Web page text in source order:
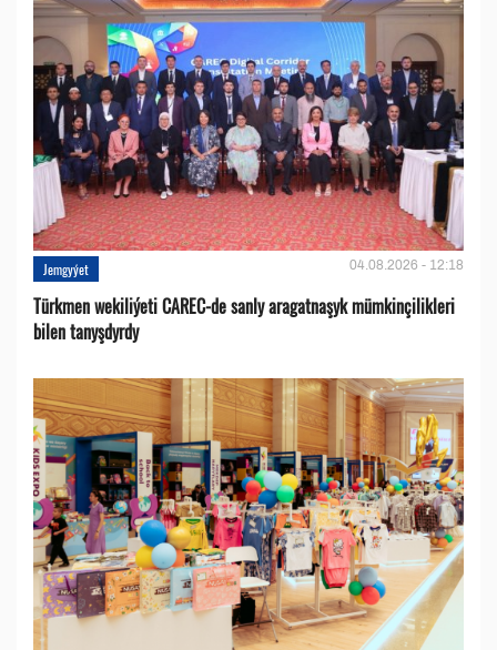
Jemgyýet 04.08.2026 - 12:18
Türkmen wekiliýeti CAREC-de sanly aragatnaşyk mümkinçilikleri
bilen tanyşdyrdy